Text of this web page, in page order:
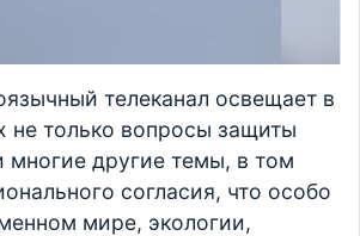
телеканал освещает в
не только вопросы защиты
многие другие темы, в том
согласия, что особо
мире, экологии,